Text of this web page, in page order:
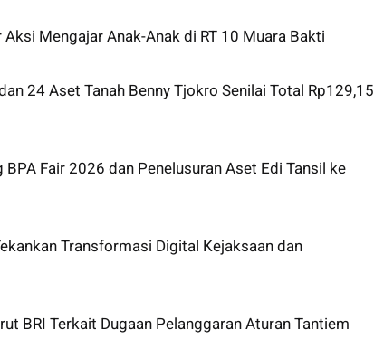
Mengajar Anak-Anak di RT 10 Muara Bakti
24 Aset Tanah Benny Tjokro Senilai Total Rp129,15
BPA Fair 2026 dan Penelusuran Aset Edi Tansil ke
Transformasi Digital Kejaksaan dan
BRI Terkait Dugaan Pelanggaran Aturan Tantiem